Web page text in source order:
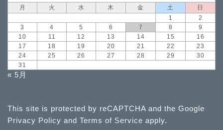
月
火 水 木 金 土
日
1
2
3
4 5 6 7 8
9
10
11 12 13 14 15
16
17
18 19 20 21 22
23
24
25 26 27 28 29
30
31
« 5月
This site is protected by reCAPTCHA and the Google
Privacy Policy and Terms of Service apply.